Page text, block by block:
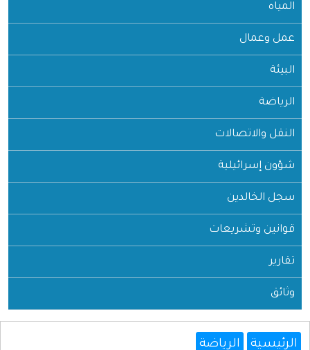
المياه
عمل وعمال
البيئة
الرياضة
النقل والاتصالات
شؤون إسرائيلية
سجل الخالدين
قوانين وتشريعات
تقارير
وثائق
الرئيسية الرياضة